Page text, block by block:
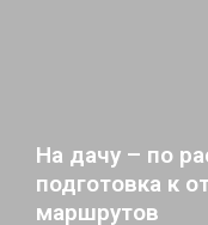
На дачу – по
подготовка к
маршрутов